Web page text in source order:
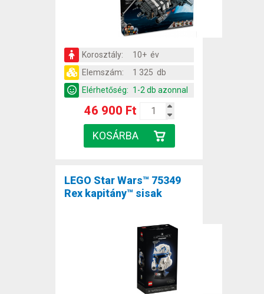
Korosztály:
10+ év
Elemszám:
1 325 db
Elérhetőség: 1-2 db azonnal
46 900 Ft
LEGO Star Wars™ 75349
Rex kapitány™ sisak